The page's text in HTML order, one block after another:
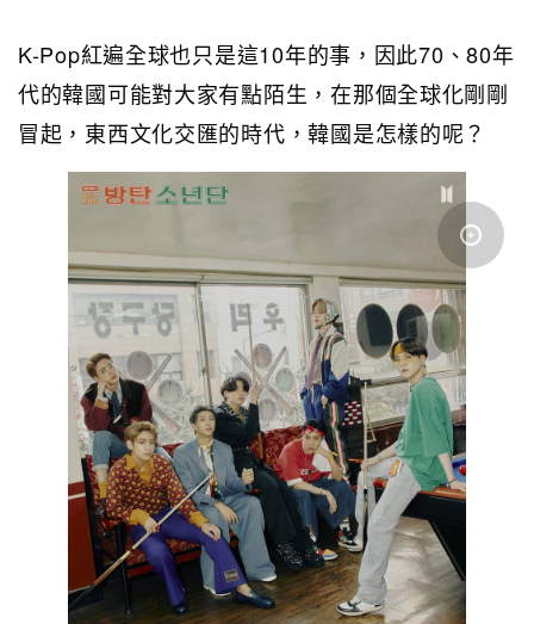
K-Pop紅遍全球也只是這10年的事，因此70、80年
代的韓國可能對大家有點陌生，在那個全球化剛剛
冒起，東西文化交匯的時代，韓國是怎樣的呢？